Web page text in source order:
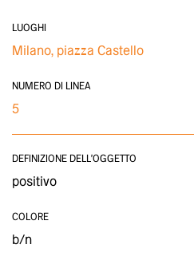
LUOGHI
Milano, piazza Castello
NUMERO DI LINEA
5
DEFINIZIONE DELL'OGGETTO
positivo
COLORE
b/n